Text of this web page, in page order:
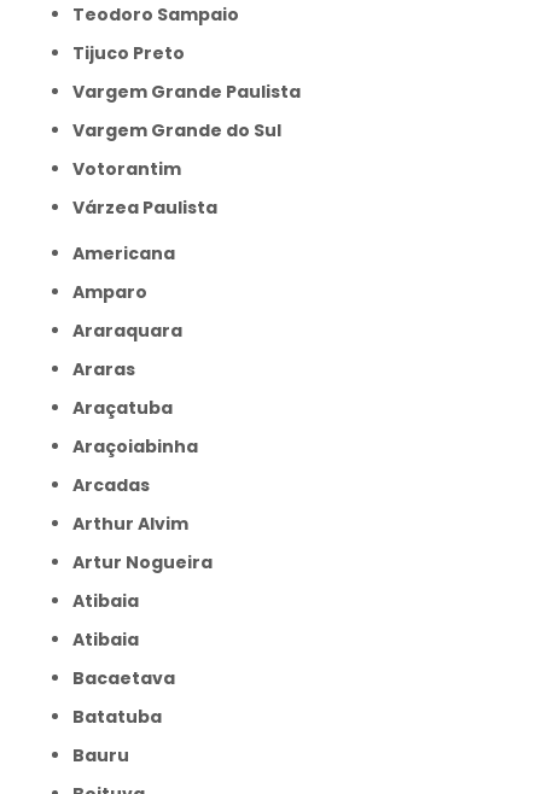
Teodoro Sampaio
Tijuco Preto
Vargem Grande Paulista
Vargem Grande do Sul
Votorantim
Várzea Paulista
Americana
Amparo
Araraquara
Araras
Araçatuba
Araçoiabinha
Arcadas
Arthur Alvim
Artur Nogueira
Atibaia
Atibaia
Bacaetava
Batatuba
Bauru